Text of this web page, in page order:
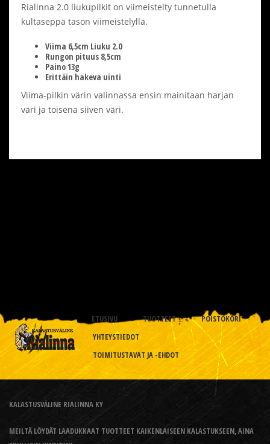
Rialinna 2.0 liukupilkit on viimeistelty tunnetulla
kultaseppä tason viimeistelyllä.
Viima 6,5cm Liuku 2.0
Rungon pituus 8,5cm
Paino 13g
Erittäin hakeva uinti
Viima-pilkin värin valinnassa ensin mainitaan harjan
väri ja toisena siiven väri.
ETUSIVU TUOTTEET
POISTOKORI
YHTEYSTIEDOT
TOIMITUSTAVAT JA -EHDOT
KALASTUSVÄLINE RIALINNA KY
MEILTÄ LÖYDÄT LAADUKKAAT TUOTTEET KAIKENLAISEEN KALASTUKSEEN, AINA